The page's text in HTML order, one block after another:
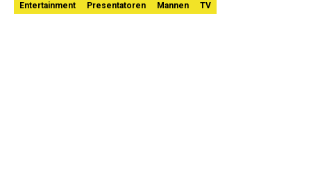
Entertainment
Presentatoren Mannen TV